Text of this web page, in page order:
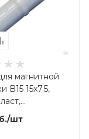
магнитной
B15 15x7.5,
с
/шт